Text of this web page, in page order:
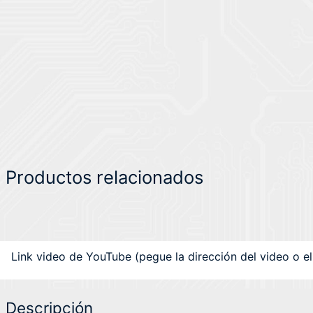
Productos relacionados
Link video de YouTube (pegue la dirección del video o
Descripción